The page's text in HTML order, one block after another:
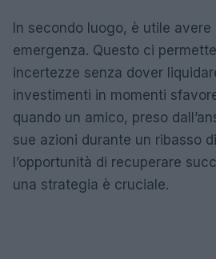
In secondo luogo, è utile avere
emergenza. Questo ci
incertezze senza dover
investimenti in momenti
quando un amico, preso
sue azioni durante un ribasso
l’opportunità di recuperare
una strategia è cruciale.